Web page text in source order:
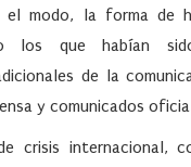
modo, la forma de
los que habían
de la
y comunicados
crisis internacional,